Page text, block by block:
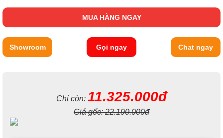
MUA HÀNG NGAY
Showroom Gọi ngay Chat ngay
Chỉ còn: 11.325.000đ
Giá gốc:22.190.000đ